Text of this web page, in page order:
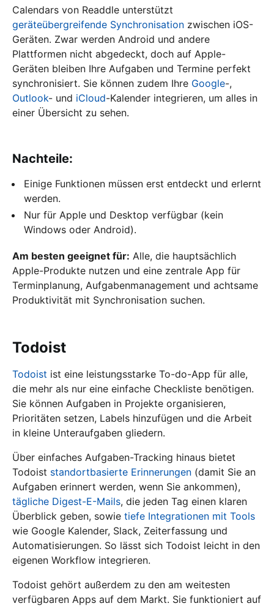
Calendars von Readdle unterstützt
geräteübergreifende Synchronisation zwischen iOS-
Geräten. Zwar werden Android und andere
Plattformen nicht abgedeckt, doch auf Apple-
Geräten bleiben Ihre Aufgaben und Termine perfekt
synchronisiert. Sie können zudem Ihre Google-,
Outlook- und iCloud-Kalender integrieren, um alles in
einer Übersicht zu sehen.
Nachteile:
Einige Funktionen müssen erst entdeckt und erlernt
werden.
Nur für Apple und Desktop verfügbar (kein
Windows oder Android).
Am besten geeignet für: Alle, die hauptsächlich
Apple-Produkte nutzen und eine zentrale App für
Terminplanung, Aufgabenmanagement und achtsame
Produktivität mit Synchronisation suchen.
Todoist
Todoist ist eine leistungsstarke To-do-App für alle,
die mehr als nur eine einfache Checkliste benötigen.
Sie können Aufgaben in Projekte organisieren,
Prioritäten setzen, Labels hinzufügen und die Arbeit
in kleine Unteraufgaben gliedern.
Über einfaches Aufgaben-Tracking hinaus bietet
Todoist standortbasierte Erinnerungen (damit Sie an
Aufgaben erinnert werden, wenn Sie ankommen),
tägliche Digest-E-Mails, die jeden Tag einen klaren
Überblick geben, sowie tiefe Integrationen mit Tools
wie Google Kalender, Slack, Zeiterfassung und
Automatisierungen. So lässt sich Todoist leicht in den
eigenen Workflow integrieren.
Todoist gehört außerdem zu den am weitesten
verfügbaren Apps auf dem Markt. Sie funktioniert auf